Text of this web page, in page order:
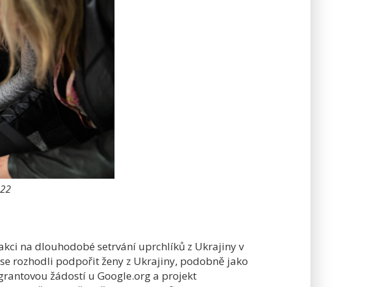
na dlouhodobé setrvání uprchlíků z Ukrajiny v
rozhodli podpořit ženy z Ukrajiny, podobně jako
žádostí u Google.org a projekt